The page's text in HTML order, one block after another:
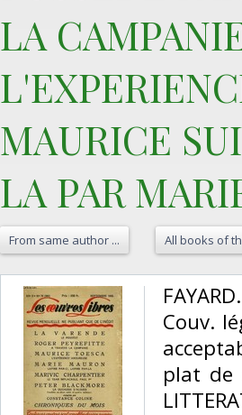
LA
MAURICE
LA PAR
From same author ... All books of
Couv.
plat de